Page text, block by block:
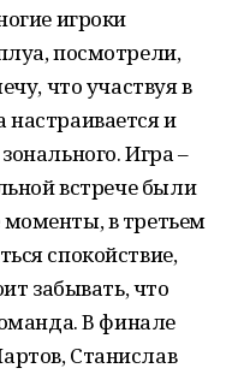
игроки
посмотрели,
что участвуя в
и
Игра –
встрече были
в третьем
спокойствие,
забывать, что
В финале
Станислав